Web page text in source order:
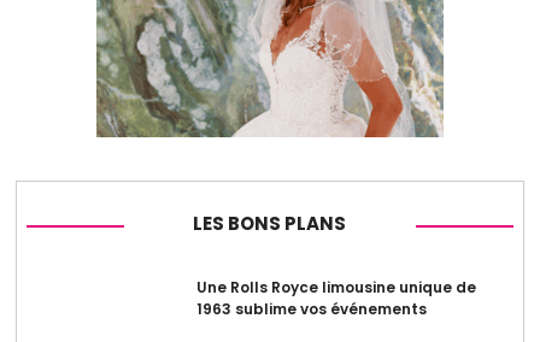
LES BONS PLANS
Une Rolls Royce limousine unique de
1963 sublime vos événements